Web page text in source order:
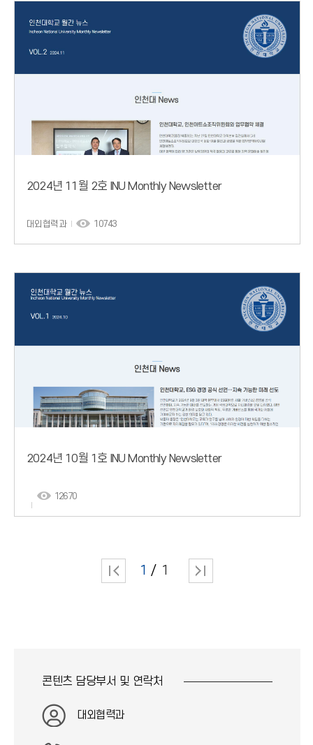
2024년 11월 2호 INU Monthly Newsletter
대외협력과 10743
2024년 10월 1호 INU Monthly Newsletter
12670
1 1
콘텐츠 담당부서 및 연락처
대외협력과